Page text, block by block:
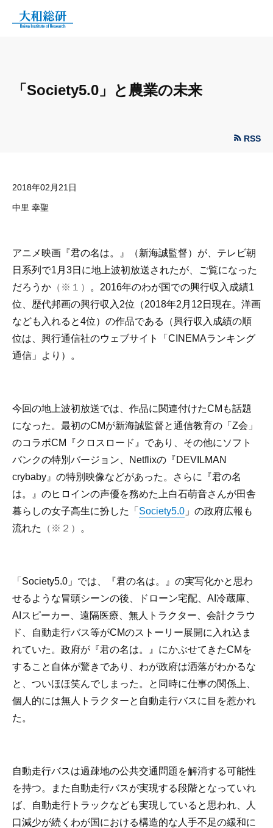
「Society5.0」と農業の未来
RSS
2018年02月21日
中里 幸聖
アニメ映画『君の名は。』（新海誠監督）が、テレビ朝
日系列で1月3日に地上波初放送されたが、ご覧になった
だろうか （※１）
。2016年のわが国での興行収入成績1
位、歴代邦画の興行収入2位（2018年2月12日現在。洋画
なども入れると4位）の作品である（興行収入成績の順
位は、興行通信社のウェブサイト「CINEMAランキング
通信」より）。
今回の地上波初放送では、作品に関連付けたCMも話題
になった。最初のCMが新海誠監督と通信教育の「Z会」
のコラボCM『クロスロード』であり、その他にソフト
バンクの特別バージョン、Netflixの『DEVILMAN
crybaby』の特別映像などがあった。さらに『君の名
は。』のヒロインの声優を務めた上白石萌音さんが田舎
暮らしの女子高生に扮した「 Society5.0 」の政府広報も
流れた
（※２） 。
「Society5.0」では、『君の名は。』の実写化かと思わ
せるような冒頭シーンの後、ドローン宅配、AI冷蔵庫、
AIスピーカー、遠隔医療、無人トラクター、会計クラウ
ド、自動走行バス等がCMのストーリー展開に入れ込ま
れていた。政府が『君の名は。』にかぶせてきたCMを
すること自体が驚きであり、わが政府は洒落がわかるな
と、ついほほ笑んでしまった。と同時に仕事の関係上、
個人的には無人トラクターと自動走行バスに目を惹かれ
た。
自動走行バスは過疎地の公共交通問題を解消する可能性
を持つ。また自動走行バスが実現する段階となっていれ
ば、自動走行トラックなども実現していると思われ、人
口減少が続くわが国における構造的な人手不足の緩和に